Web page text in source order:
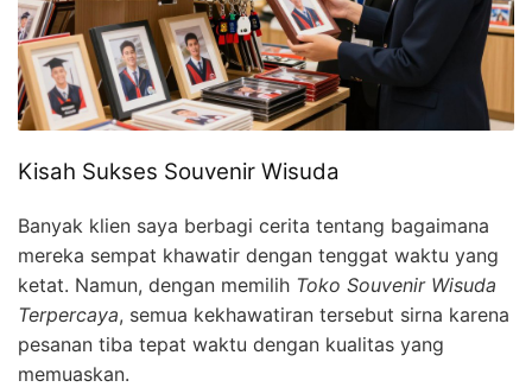
Kisah Sukses Souvenir Wisuda
Banyak klien saya berbagi cerita tentang bagaimana
mereka sempat khawatir dengan tenggat waktu yang
ketat. Namun, dengan memilih Toko Souvenir Wisuda
Terpercaya, semua kekhawatiran tersebut sirna karena
pesanan tiba tepat waktu dengan kualitas yang
memuaskan.